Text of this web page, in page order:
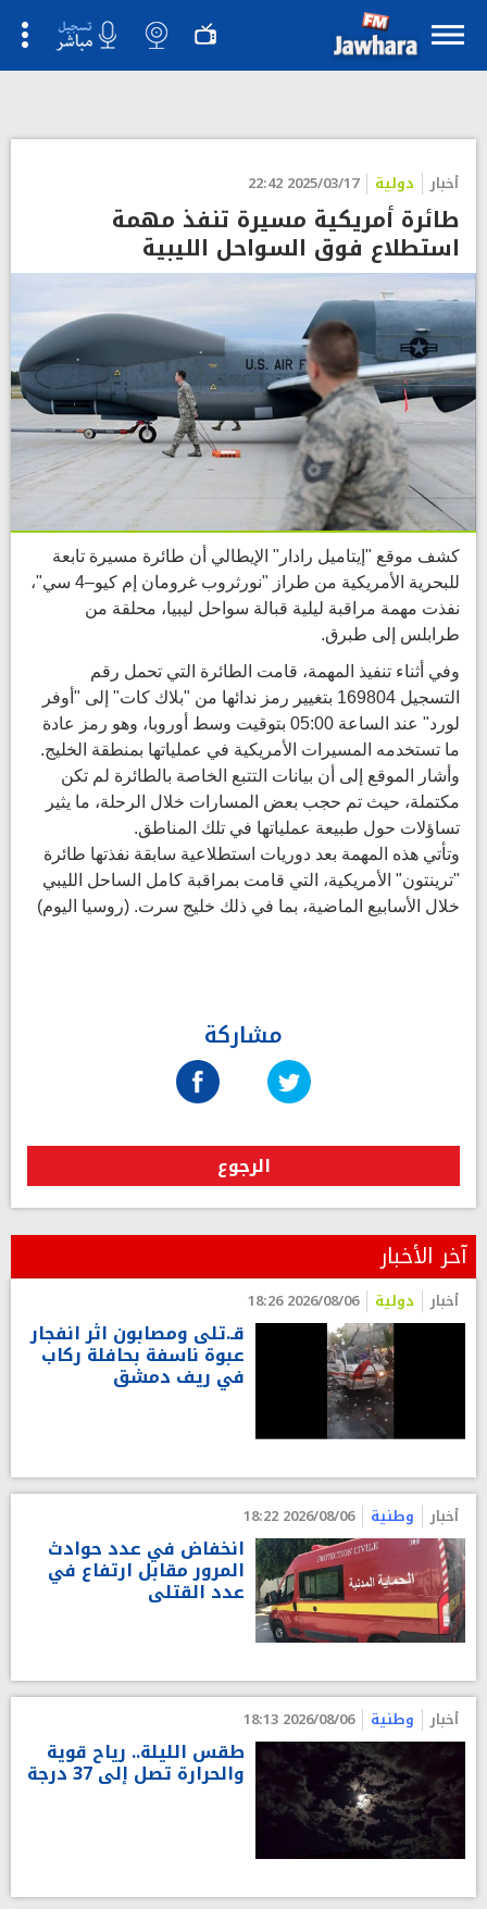
أخبار دولية 2025/03/17 22:42
طائرة أمريكية مسيرة تنفذ مهمة
استطلاع فوق السواحل الليبية
كشف موقع "إيتاميل رادار" الإيطالي أن طائرة مسيرة تابعة
للبحرية الأمريكية من طراز "نورثروب غرومان إم كيو–4 سي"،
نفذت مهمة مراقبة ليلية قبالة سواحل ليبيا، محلقة من
طرابلس إلى طبرق.
وفي أثناء تنفيذ المهمة، قامت الطائرة التي تحمل رقم
التسجيل 169804 بتغيير رمز ندائها من "بلاك كات" إلى "أوفر
لورد" عند الساعة 05:00 بتوقيت وسط أوروبا، وهو رمز عادة
ما تستخدمه المسيرات الأمريكية في عملياتها بمنطقة الخليج.
وأشار الموقع إلى أن بيانات التتبع الخاصة بالطائرة لم تكن
مكتملة، حيث تم حجب بعض المسارات خلال الرحلة، ما يثير
تساؤلات حول طبيعة عملياتها في تلك المناطق.
وتأتي هذه المهمة بعد دوريات استطلاعية سابقة نفذتها طائرة
"ترينتون" الأمريكية، التي قامت بمراقبة كامل الساحل الليبي
خلال الأسابيع الماضية، بما في ذلك خليج سرت. (روسيا اليوم)
مشاركة
الرجوع
آخر الأخبار
أخبار دولية 2026/08/06 18:26
قـ.تلى ومصابون اثر انفجار
عبوة ناسفة بحافلة ركاب
في ريف دمشق
أخبار وطنية 2026/08/06 18:22
انخفاض في عدد حوادث
المرور مقابل ارتفاع في
عدد القتلى
أخبار وطنية 2026/08/06 18:13
طقس الليلة.. رياح قوية
والحرارة تصل إلى 37 درجة